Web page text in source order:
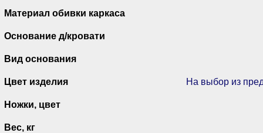
Материал обивки каркаса
Основание д/кровати
Вид основания
Цвет изделия На выбор из
Ножки, цвет
Вес, кг